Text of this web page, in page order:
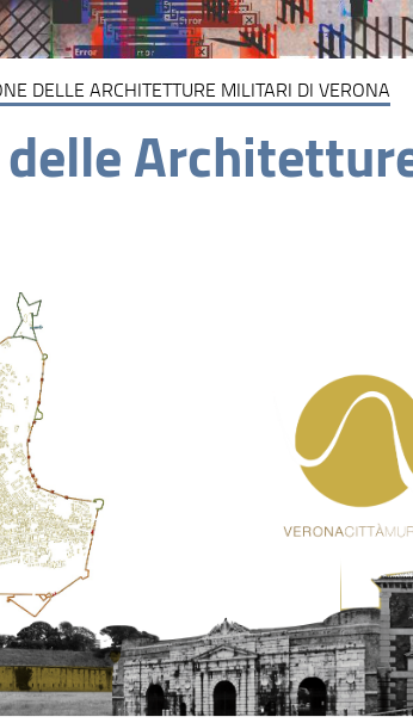
DELLE ARCHITETTURE MILITARI DI VERONA
delle